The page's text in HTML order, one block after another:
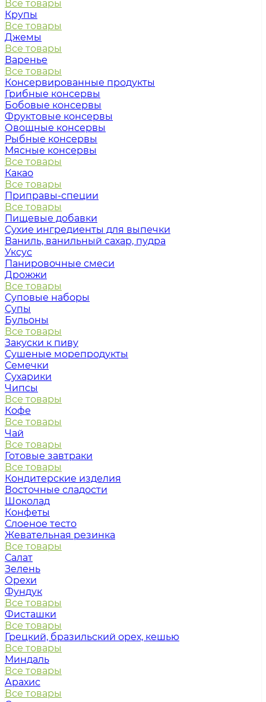
Все товары
Крупы
Все товары
Джемы
Все товары
Варенье
Все товары
Консервированные продукты
Грибные консервы
Бобовые консервы
Фруктовые консервы
Овощные консервы
Рыбные консервы
Мясные консервы
Все товары
Какао
Все товары
Приправы-специи
Все товары
Пищевые добавки
Сухие ингредиенты для выпечки
Ваниль, ванильный сахар, пудра
Уксус
Панировочные смеси
Дрожжи
Все товары
Суповые наборы
Супы
Бульоны
Все товары
Закуски к пиву
Сушеные морепродукты
Семечки
Сухарики
Чипсы
Все товары
Кофе
Все товары
Чай
Все товары
Готовые завтраки
Все товары
Кондитерские изделия
Восточные сладости
Шоколад
Конфеты
Слоеное тесто
Жевательная резинка
Все товары
Салат
Зелень
Орехи
Фундук
Все товары
Фисташки
Все товары
Грецкий, бразильский орех, кешью
Все товары
Миндаль
Все товары
Арахис
Все товары